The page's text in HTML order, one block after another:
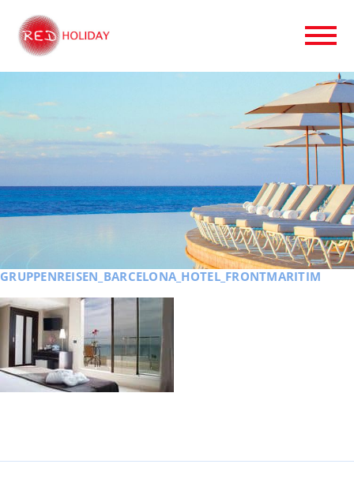
GRUPPENREISEN_BARCELONA_HOTEL_FRONTMARITIM